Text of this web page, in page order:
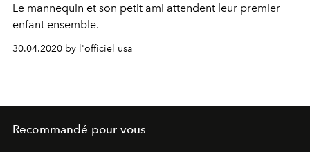
Le mannequin et son petit ami attendent leur premier
enfant ensemble.
30.04.2020 by l'officiel usa
Recommandé pour vous